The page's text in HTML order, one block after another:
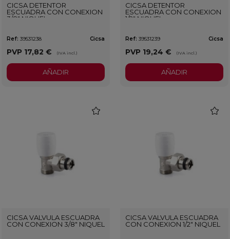
CICSA DETENTOR
ESCUADRA CON CONEXION
3/8" NIQUEL
Ref: 39531238 Cicsa
PVP 17,82 € (IVA incl.)
AÑADIR
CICSA DETENTOR
ESCUADRA CON CONEXION
1/2" NIQUEL
Ref: 39531239 Cicsa
PVP 19,24 € (IVA incl.)
AÑADIR
CICSA VALVULA ESCUADRA
CON CONEXION 3/8" NIQUEL
CICSA VALVULA ESCUADRA
CON CONEXION 1/2" NIQUEL